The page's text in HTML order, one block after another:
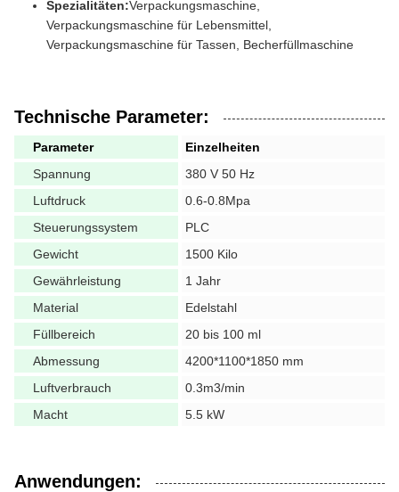
Spezialitäten:Verpackungsmaschine,
Verpackungsmaschine für Lebensmittel,
Verpackungsmaschine für Tassen, Becherfüllmaschine
Technische Parameter:
Parameter
Einzelheiten
Spannung
380 V 50 Hz
Luftdruck
0.6-0.8Mpa
Steuerungssystem
PLC
Gewicht
1500 Kilo
Gewährleistung
1 Jahr
Material
Edelstahl
Füllbereich
20 bis 100 ml
Abmessung
4200*1100*1850 mm
Luftverbrauch
0.3m3/min
Macht
5.5 kW
Anwendungen: